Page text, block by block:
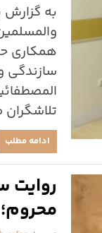
به گزارش
همکاری
سازندگی
ادامه مطلب